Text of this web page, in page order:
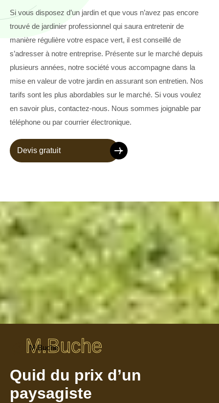
Si vous disposez d’un jardin et que vous n’avez pas encore
trouvé de jardinier professionnel qui saura entretenir de
manière régulière votre espace vert, il est conseillé de
s’adresser à notre entreprise. Présente sur le marché depuis
plusieurs années, notre société vous accompagne dans la
mise en valeur de votre jardin en assurant son entretien. Nos
tarifs sont les plus abordables sur le marché. Si vous voulez
en savoir plus, contactez-nous. Nous sommes joignable par
téléphone ou par courrier électronique.
Devis gratuit
M.Buche
M.Buche
Quid du prix d’un
paysagiste